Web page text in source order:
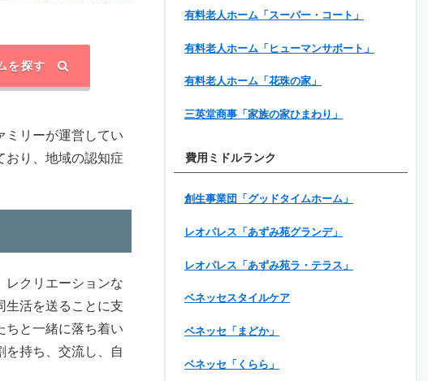
を探す
ミリーが運営してい
おり、地域の認知症
レクリエーションな
生活を送ることに支
ちと一緒に落ち着い
を持ち、交流し、自
有料老人ホーム「スーパー・コート」
有料老人ホーム「ヒューマンサポート」
有料老人ホーム「花珠の家」
三英堂商事「家族の家ひまわり」
費用ミドルランク
創生事業団「グッドタイムホーム」
レオパレス「あずみ苑グランデ」
レオパレス「あずみ苑ラ・テラス」
ベネッセスタイルケア
ベネッセ「まどか」
ベネッセ「くらら」